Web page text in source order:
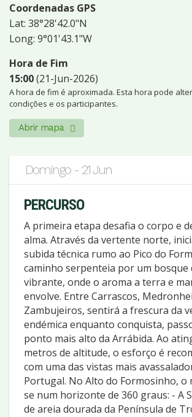
Coordenadas GPS
Lat: 38°28'42.0"N
Long: 9°01'43.1"W
Hora de Fim
15:00(21-Jun-2026)
A hora de fim é aproximada. Esta hora pode
condições e os participantes.
Abrir mapa
Domingo - 21 Jun
PERCURSO
A primeira etapa desafia o corpo e
alma. Através da vertente norte,
subida técnica rumo ao Pico do
caminho serpenteia por um bosque
vibrante, onde o aroma a terra e
envolve. Entre Carrascos,
Zambujeiros, sentirá a frescura da
endémica enquanto conquista,
ponto mais alto da Arrábida. Ao
metros de altitude, o esforço é
com uma das vistas mais
Portugal. No Alto do Formosinho, o
se num horizonte de 360 graus: - A
de areia dourada da Península de